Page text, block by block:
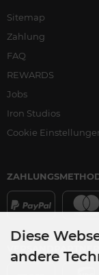
Sitemap
Zahlung
FAQ
REWARDS
Jobs
Iron Studios
Cookie
VERSANDPARTNER
Diese
andere